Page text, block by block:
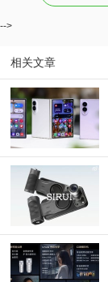
-->
相关文章